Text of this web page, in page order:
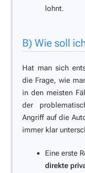
lohnt.
B) Wie soll
Hat man sich
die Frage, wie
in den meisten
der
Angriff auf die
immer klar
Eine erste
direkte